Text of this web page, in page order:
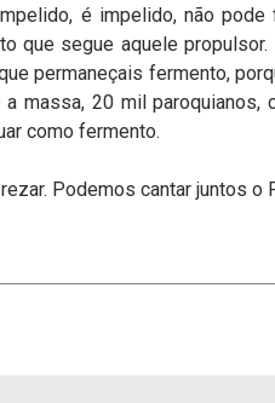
é impelido, não
que segue aquele
permaneçais fermento,
massa, 20 mil
como fermento.
Podemos cantar juntos